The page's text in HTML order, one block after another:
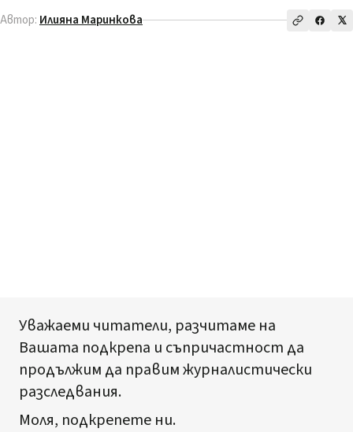
Автор: Илияна Маринкова
Уважаеми читатели, разчитаме на
Вашата подкрепа и съпричастност да
продължим да правим журналистически
разследвания.
Моля, подкрепете ни.